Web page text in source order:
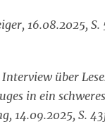
16.08.2025, S.
über
in ein
14.09.2025, S.